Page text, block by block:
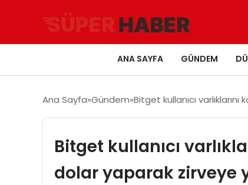
ANA SAYFA GÜNDEM
Ana Sayfa Gündem Bitget kullanıcı
Bitget kullanıcı
dolar yaparak zirveye